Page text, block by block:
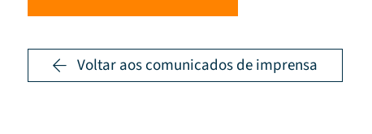
Voltar aos comunicados de imprensa